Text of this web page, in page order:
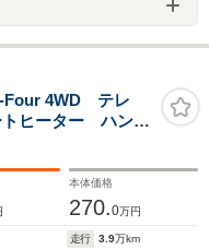
Four 4WD テレ
ヒーター ハンド
ワーシート
本体価格
270.0万円
走行 3.9万km